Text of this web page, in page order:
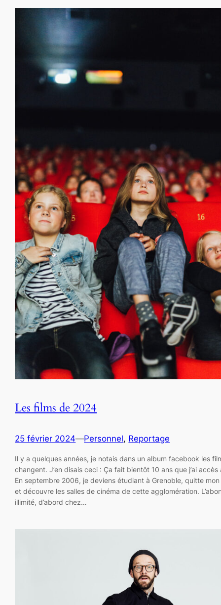
Les films de 2024
25 février 2024—Personnel, Reportage
Il y a quelques années, je notais dans un album facebook les
changent. J’en disais ceci : Ça fait bientôt 10 ans que j’ai accès
En septembre 2006, je deviens étudiant à Grenoble, quitte
et découvre les salles de cinéma de cette agglomération.
illimité, d’abord chez…